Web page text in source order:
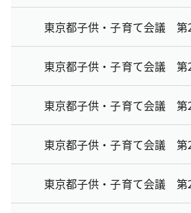
東京都子供・子育て会議 第
東京都子供・子育て会議 第
東京都子供・子育て会議 第
東京都子供・子育て会議 第
東京都子供・子育て会議 第